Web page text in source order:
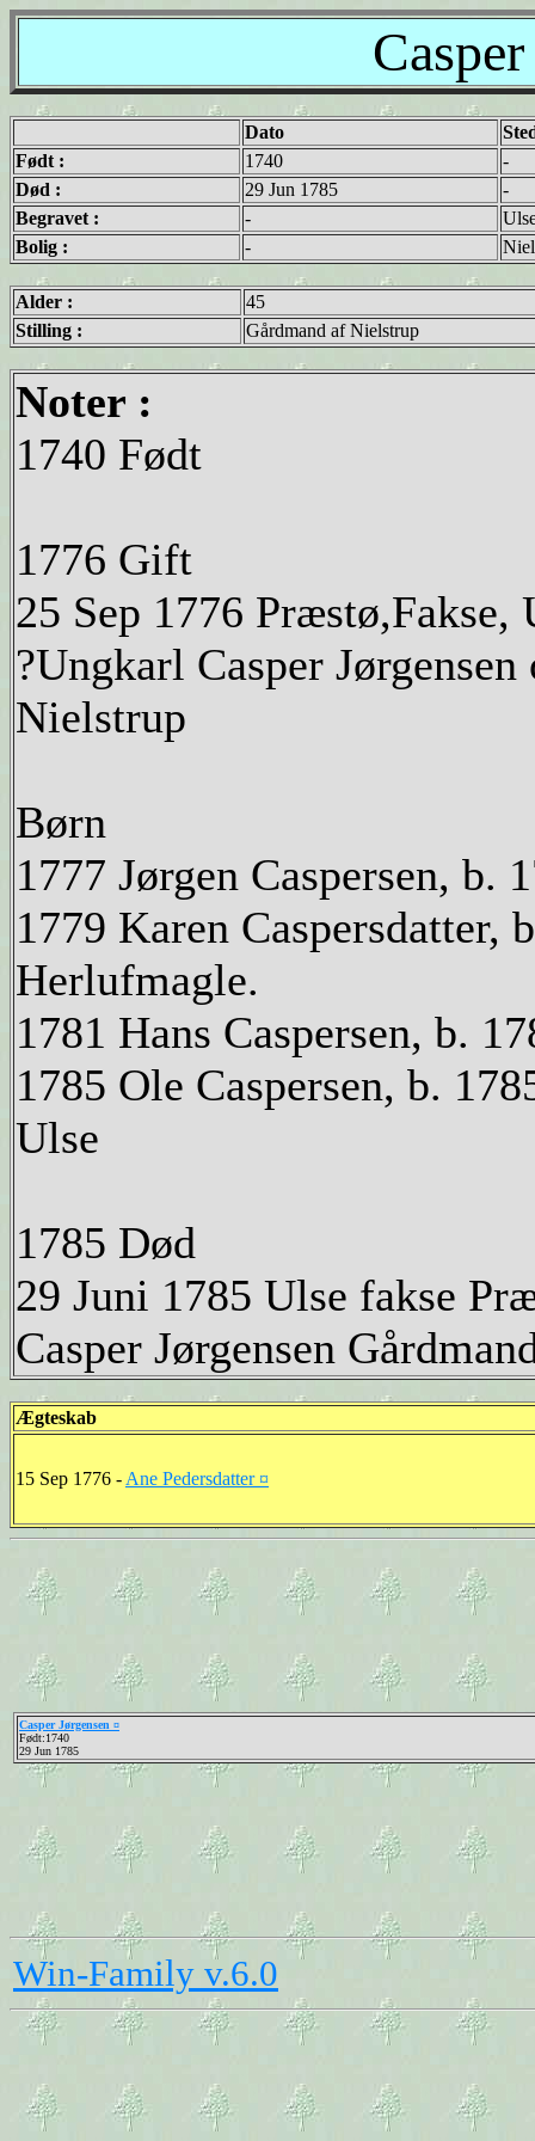
Dato
Født :
1740
-
Død :
29 Jun 1785
-
Begravet :
-
Bolig :
-
Alder :
45
Stilling :
Gårdmand af Nielstrup
Noter :
1740 Født
1776 Gift
25 Sep 1776 Præstø,Fakse,
?Ungkarl Casper
Nielstrup
Børn
1777 Jørgen Caspersen, b.
1779 Karen Caspersdatter,
Herlufmagle.
1781 Hans Caspersen, b.
1785 Ole Caspersen, b.
Ulse
1785 Død
29 Juni 1785 Ulse fakse
Casper Jørgensen
Ægteskab
15 Sep 1776 - Ane Pedersdatter ¤
Casper Jørgensen ¤
Født:1740
29 Jun 1785
Win-Family v.6.0